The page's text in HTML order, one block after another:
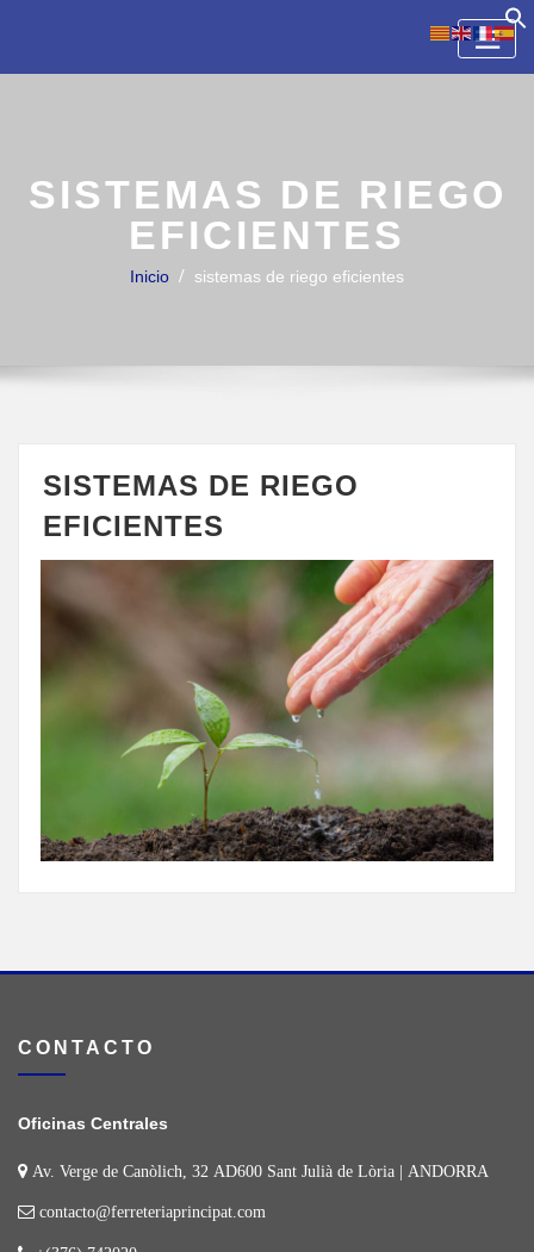
content
SISTEMAS DE RIEGO
EFICIENTES
Inicio sistemas de riego eficientes
SISTEMAS DE RIEGO
EFICIENTES
CONTACTO
Oficinas Centrales
Av. Verge de Canòlich, 32 AD600 Sant Julià de Lòria | ANDORRA
contacto@ferreteriaprincipat.com